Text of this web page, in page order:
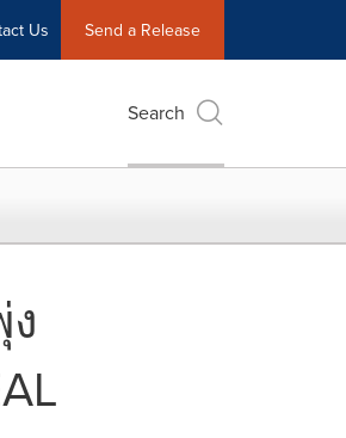
Us Send a Release
Search